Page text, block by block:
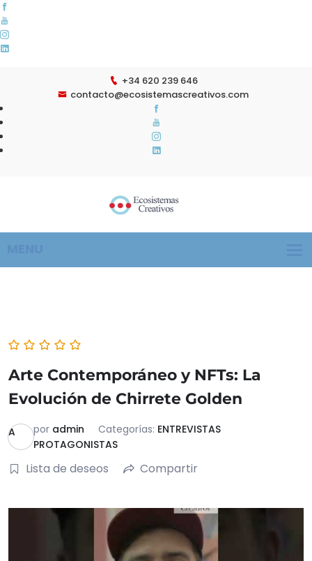
+34 620 239 646
contacto@ecosistemascreativos.com
Arte Contemporáneo y NFTs: La
Evolución de Chirrete Golden
A por admin Categorías: ENTREVISTAS
PROTAGONISTAS
Lista de deseos Compartir